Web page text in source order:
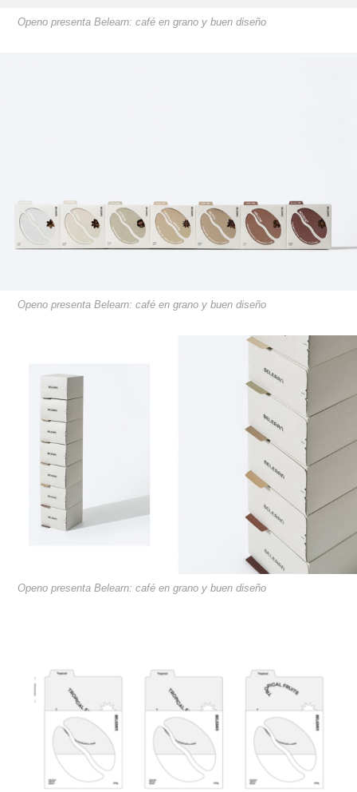
Openo presenta Belearn: café en grano y buen diseño
Openo presenta Belearn: café en grano y buen diseño
Openo presenta Belearn: café en grano y buen diseño